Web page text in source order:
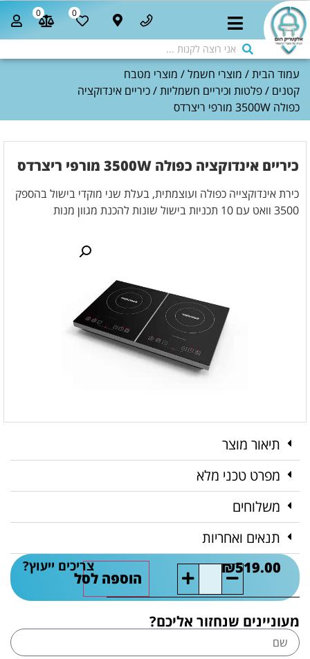
0
0
עמוד הבית/ מוצרי חשמל/ מוצרי מטבח
קטנים /פלטות וכיריים חשמליות/ כיריים אינדוקציה
כפולה 3500W מורפי ריצרדס
תיאור מוצר
מפרט טכני מלא
משלוחים
תנאים ואחריות
₪519.00
הוספה לסל
צריכים ייעוץ?
מעוניינים שנחזור אליכם?
כיריים אינדוקציה כפולה 3500W מורפי ריצרדס
כירת אינדוקצייה כפולה ועוצמתית, בעלת שני מוקדי בישול בהספק
3500 וואט עם 10 תכניות בישול שונות להכנת מגוון מנות